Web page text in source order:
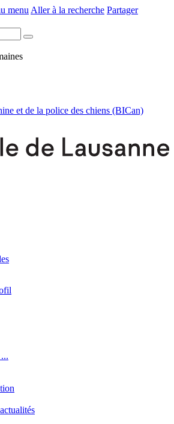
menu Aller à la recherche Partager
et de la police des chiens (BICan)